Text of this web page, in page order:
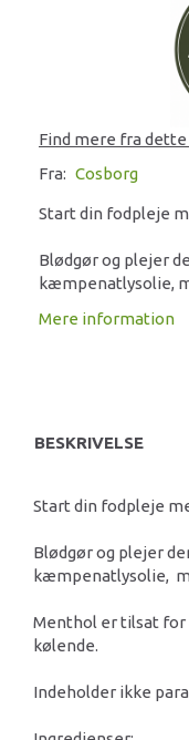
Find mere fra
Fra: Cosborg
Start din fodpleje
Blødgør og plejer
kæmpenatlysolie,
Mere information
BESKRIVELSE
Start din fodpleje
Blødgør og plejer
kæmpenatlysolie,
Menthol er tilsat for
kølende.
Indeholder ikke